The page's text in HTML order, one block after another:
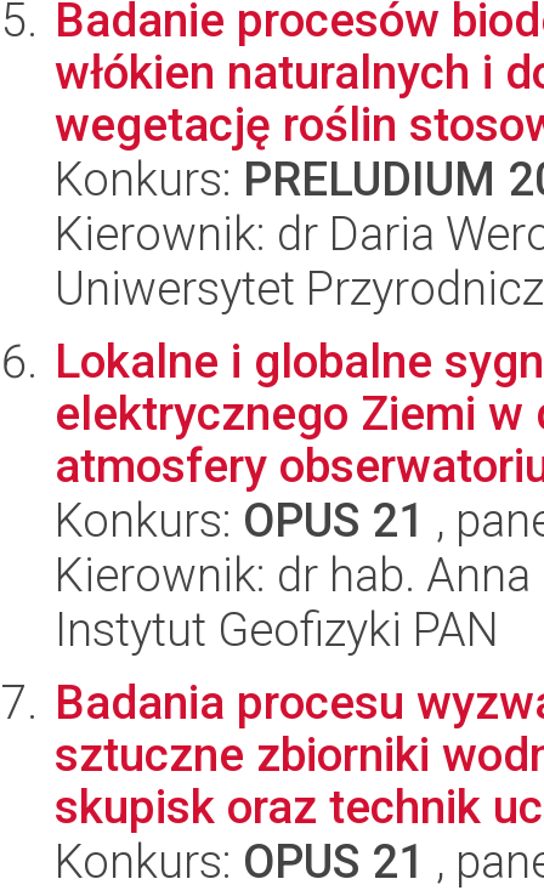
Badanie procesów
włókien naturalnych i
wegetację roślin
Konkurs: PRELUDIUM
Kierownik: dr Daria
Uniwersytet
Lokalne i globalne
elektrycznego Ziemi
atmosfery
Konkurs: OPUS 21 ,
Kierownik: dr hab.
Instytut Geofizyki PAN
Badania procesu
sztuczne zbiorniki
skupisk oraz technik
Konkurs: OPUS 21 ,